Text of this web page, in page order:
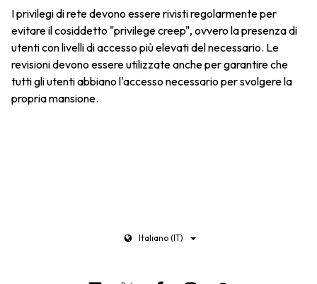
I privilegi di rete devono essere rivisti regolarmente per
evitare il cosiddetto "privilege creep", ovvero la presenza di
utenti con livelli di accesso più elevati del necessario. Le
revisioni devono essere utilizzate anche per garantire che
tutti gli utenti abbiano l'accesso necessario per svolgere la
propria mansione.
Italiano (IT)